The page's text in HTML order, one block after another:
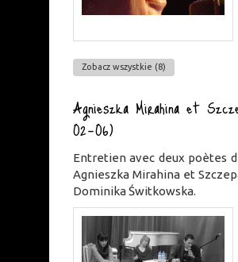
Zobacz wszystkie (8)
Agnieszka Mirahina et
02-06)
Entretien avec deux poètes
Agnieszka Mirahina et
Dominika Świtkowska.